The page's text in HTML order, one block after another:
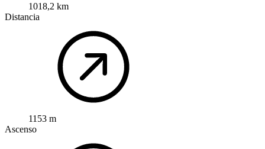
1018,2 km
Distancia
1153 m
Ascenso